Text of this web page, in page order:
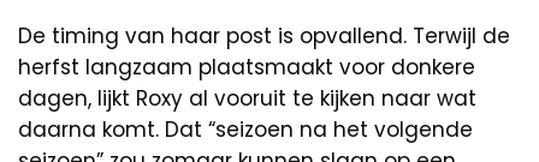
De timing van haar post is opvallend. Terwijl de
herfst langzaam plaatsmaakt voor donkere
dagen, lijkt Roxy al vooruit te kijken naar wat
daarna komt. Dat “seizoen na het volgende